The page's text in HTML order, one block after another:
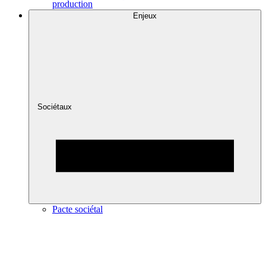
production
Enjeux
Sociétaux
Pacte sociétal